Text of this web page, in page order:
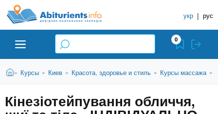
A
b
i
t
п
р
в
о
н
укр | рус
Абитуриенту
Вузы
0
В
д
е
Главная
» Курсы » Киев » Красота, здоровье и стиль » Курсы массажа »
Кінезіотейпування обличчя,